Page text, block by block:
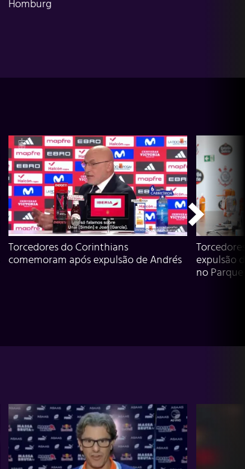
Homburg
Torcedores do Corinthians
comemoram após expulsão de Andrés
expulsão
no Parque